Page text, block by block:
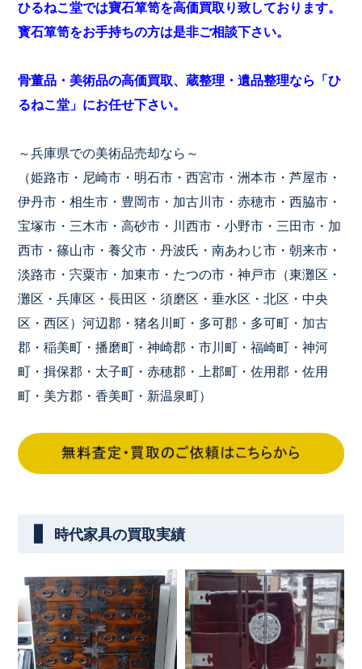
ひるねこ堂では寶石箪笥を高価買取り致しております。
寳石箪笥をお手持ちの方は是非ご相談下さい。
骨董品・美術品の高価買取、蔵整理・遺品整理なら「ひ
るねこ堂」にお任せ下さい。
～兵庫県での美術品売却なら～
（姫路市・尼崎市・明石市・西宮市・洲本市・芦屋市・
伊丹市・相生市・豊岡市・加古川市・赤穂市・西脇市・
宝塚市・三木市・高砂市・川西市・小野市・三田市・加
西市・篠山市・養父市・丹波氏・南あわじ市・朝来市・
淡路市・宍粟市・加東市・たつの市・神戸市（東灘区・
灘区・兵庫区・長田区・須磨区・垂水区・北区・中央
区・西区）河辺郡・猪名川町・多可郡・多可町・加古
郡・稲美町・播磨町・神崎郡・市川町・福崎町・神河
町・揖保郡・太子町・赤穂郡・上郡町・佐用郡・佐用
町・美方郡・香美町・新温泉町）
時代家具の買取実績